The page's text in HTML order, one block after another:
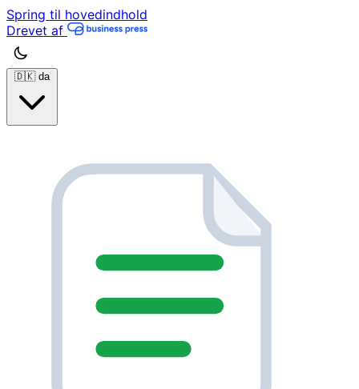
Spring til hovedindhold
Drevet af
🇩🇰 da